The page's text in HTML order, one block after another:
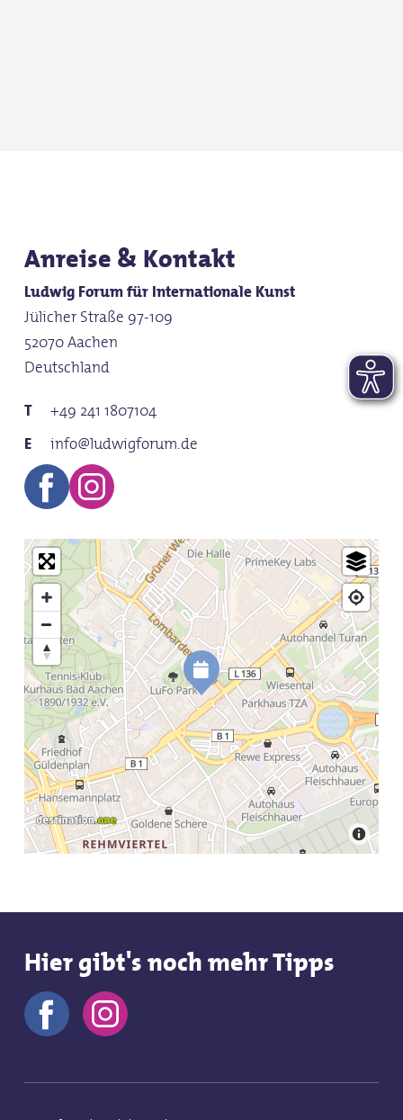
Anreise & Kontakt
Ludwig Forum für Internationale Kunst
Jülicher Straße 97-109
52070 Aachen
Deutschland
+49 241 1807104
info@ludwigforum.de
Hier gibt's noch mehr Tipps